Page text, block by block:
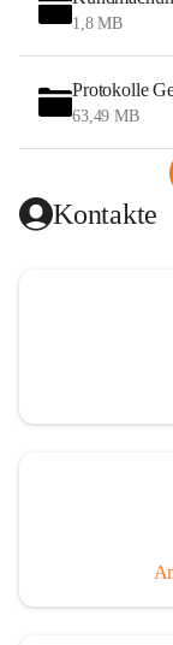
1,8 MB
Protokolle
63,49 MB
Kontakte